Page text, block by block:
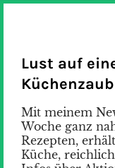
Lust auf
Mit meinem
Woche ganz
Rezepten,
Küche,